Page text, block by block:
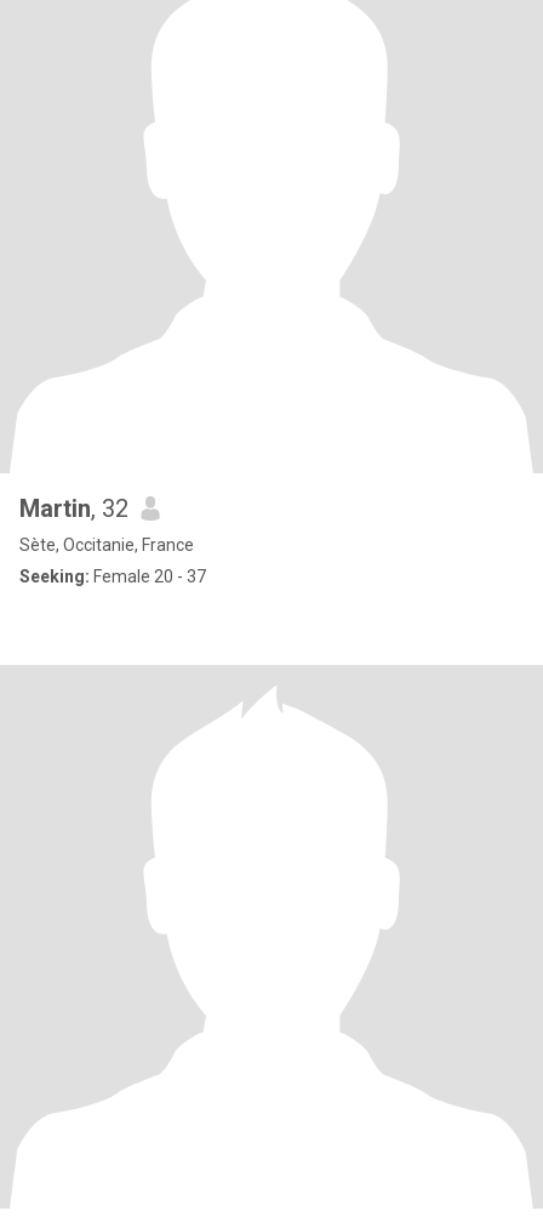
Martin, 32
Sète, Occitanie, France
Seeking: Female 20 - 37